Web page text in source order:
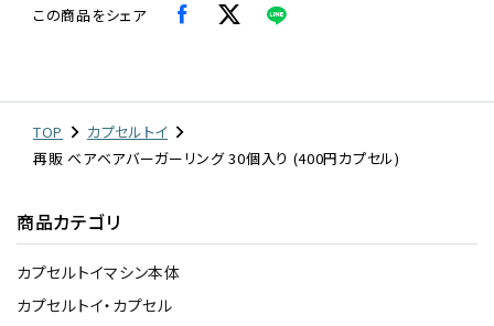
この商品をシェア
TOP
カプセルトイ
再販 ベアベアバーガーリング 30個入り (400円カプセル)
商品カテゴリ
カプセルトイマシン本体
カプセルトイ・カプセル